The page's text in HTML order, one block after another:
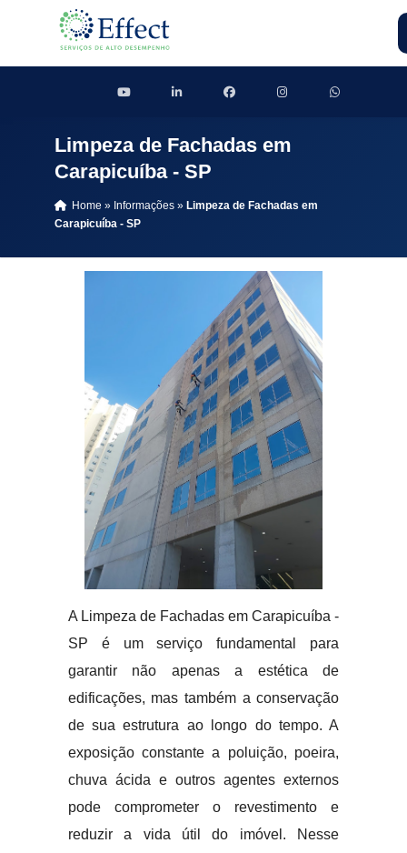
Limpeza de Fachadas em
Carapicuíba - SP
Home » Informações » Limpeza de Fachadas em
Carapicuíba - SP
A Limpeza de Fachadas em Carapicuíba -
SP é um serviço fundamental para
garantir não apenas a estética de
edificações, mas também a conservação
de sua estrutura ao longo do tempo. A
exposição constante a poluição, poeira,
chuva ácida e outros agentes externos
pode comprometer o revestimento e
reduzir a vida útil do imóvel. Nesse